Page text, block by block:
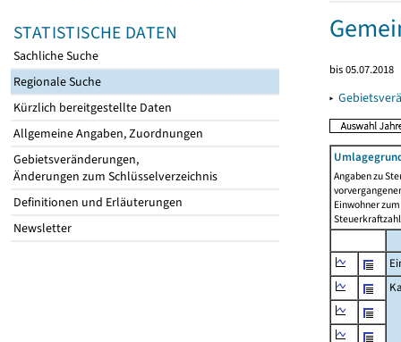
STATISTISCHE DATEN
Sachliche Suche
Regionale Suche
Kürzlich bereitgestellte Daten
Allgemeine Angaben, Zuordnungen
Gebietsveränderungen,
Änderungen zum Schlüsselverzeichnis
Definitionen und Erläuterungen
Newsletter
bis 05.07.2018
▸
Angaben zu
Einwohner